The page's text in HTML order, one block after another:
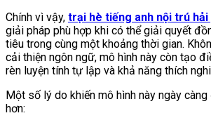
Chính vì vậy, trại hè tiếng anh nội trú hải
giải pháp phù hợp khi có thể giải quyết
tiêu trong cùng một khoảng thời gian.
cải thiện ngôn ngữ, mô hình này còn tạo
rèn luyện tính tự lập và khả năng thích
Một số lý do khiến mô hình này ngày
hơn: